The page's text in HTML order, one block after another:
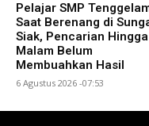
Pelajar SMP
Saat Berenang di
Siak, Pencarian Hingga
Malam Belum
Membuahkan Hasil
6 Agustus 2026 -07:53